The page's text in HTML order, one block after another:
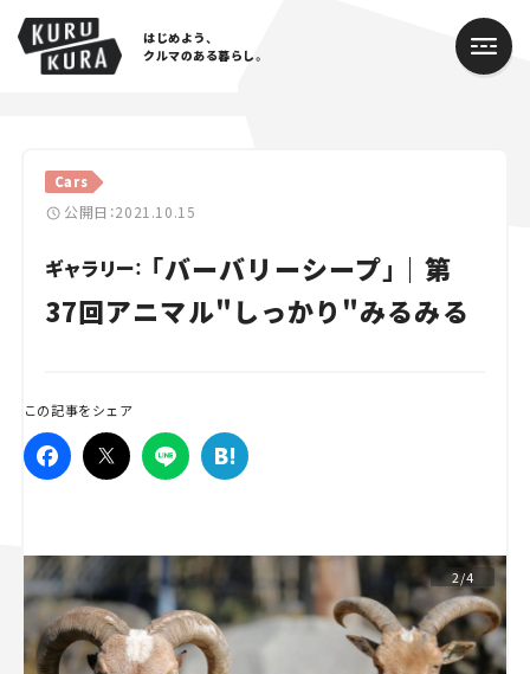
はじめよう、
クルマのある暮らし。
Cars
公開日：2021.10.15
ギャラリー： 「バーバリーシープ」｜第
37回アニマル"しっかり"みるみる
この記事をシェア
2/4
Cars
Lifestyle
Traffic
Series
Campaign
スズキ ジムニー｜Suzuki Jimny
スズキ｜Suzuki
マツダ｜Mazda
マツダ ロードスター｜Mazda Roadster